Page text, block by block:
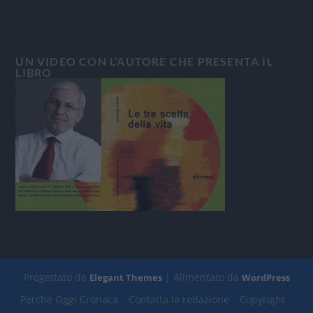
UN VIDEO CON L’AUTORE CHE PRESENTA IL
LIBRO
Progettato da Elegant Themes| Alimentato da WordPress
Perchè Oggi Cronaca Contatta la redazione
Copyright